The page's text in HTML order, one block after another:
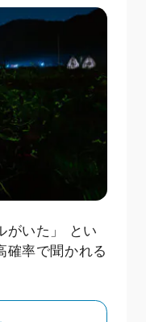
がいた」 とい
確率で聞かれる